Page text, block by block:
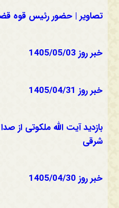
تصاویر | حضور رئیس قوه
خبر روز 1405/05/03
خبر روز 1405/04/31
بازدید آیت الله ملکوتی از
شرقی
خبر روز 1405/04/30